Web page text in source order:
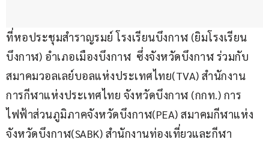
ที่หอประชุมสำราญรมย์ โรงเรียนบึงกาฬ (ยิมโรงเรียน
บึงกาฬ) อำเภอเมืองบึงกาฬ  ซึ่งจังหวัดบึงกาฬ ร่วมกับ
สมาคมวอลเลย์บอลแห่งประเทศไทย(TVA) สำนักงาน
การกีฬาแห่งประเทศไทย จังหวัดบึงกาฬ (กกท.) การ
ไฟฟ้าส่วนภูมิภาคจังหวัดบึงกาฬ(PEA) สมาคมกีฬาแห่ง
จังหวัดบึงกาฬ(SABK) สำนักงานท่องเที่ยวและกีฬา